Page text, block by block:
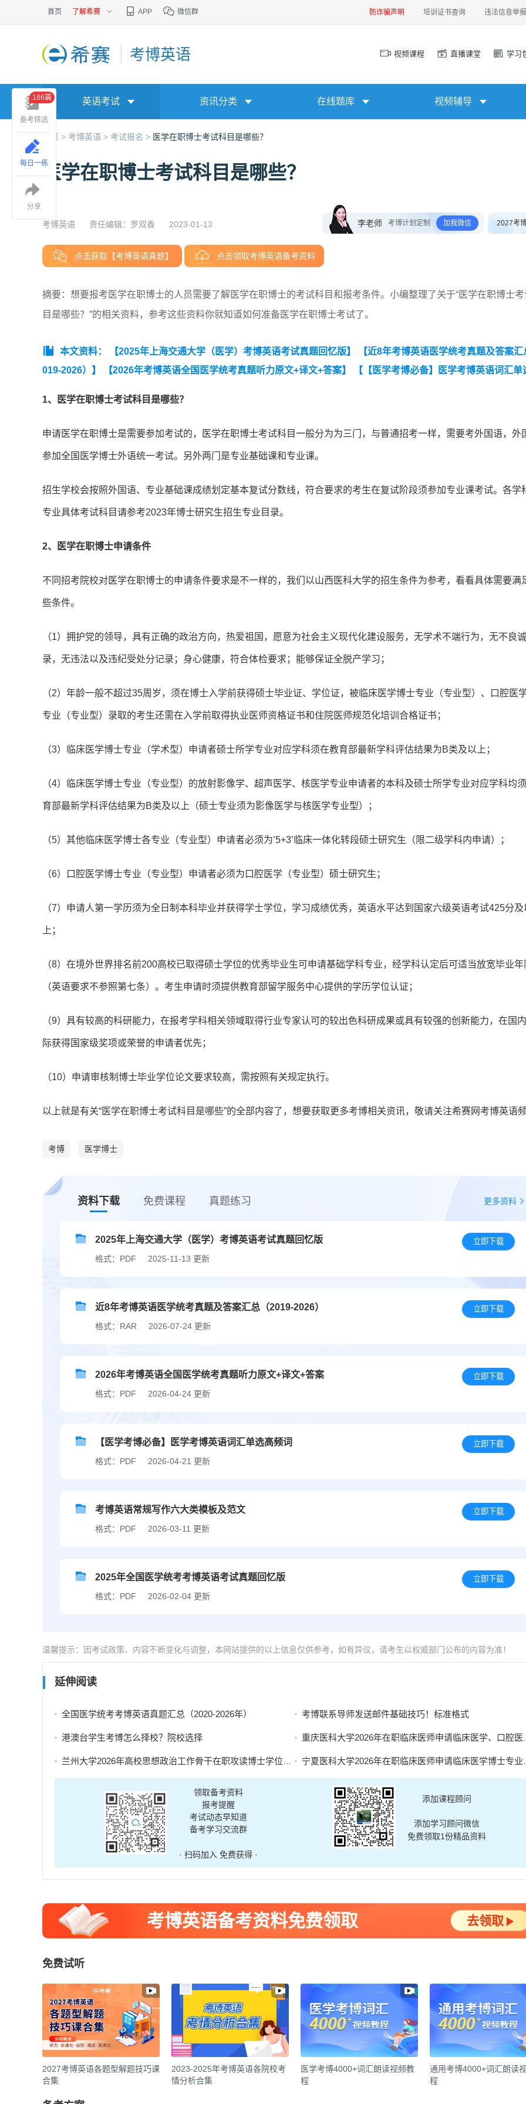
首页 了解希赛 APP 微信群 防诈骗声明 培训证书查询 违法信息举报
考博英语 视频课程 直播课堂 学习
英语考试 资讯分类 在线题库 视频辅导
首页 > 考博英语 > 考试报名 > 医学在职博士考试科目是哪些？
医学在职博士考试科目是哪些？
考博英语 责任编辑：罗双香 2023-01-13 李老师 考博计划定制 加我微信 2027考
点击获取【考博英语真题】 点击领取考博英语备考资料
摘要：想要报考医学在职博士的人员需要了解医学在职博士的考试科目和报考条件。小编整理了关于“医学在职博士
目是哪些？”的相关资料，参考这些资料你就知道如何准备医学在职博士考试了。
本文资料： 【2025年上海交通大学（医学）考博英语考试真题回忆版】
【近8年考博英语医学统考真题及答案汇
019-2026）】
【2026年考博英语全国医学统考真题听力原文+译文+答案】
【【医学考博必备】医学考博英语词汇单
1、医学在职博士考试科目是哪些？
申请医学在职博士是需要参加考试的，医学在职博士考试科目一般分为为三门，与普通招考一样，需要考外国语，外
参加全国医学博士外语统一考试。另外两门是专业基础课和专业课。
招生学校会按照外国语、专业基础课成绩划定基本复试分数线，符合要求的考生在复试阶段须参加专业课考试。各学
专业具体考试科目请参考2023年博士研究生招生专业目录。
2、医学在职博士申请条件
不同招考院校对医学在职博士的申请条件要求是不一样的，我们以山西医科大学的招生条件为参考，看看具体需要满
些条件。
（1）拥护党的领导，具有正确的政治方向，热爱祖国，愿意为社会主义现代化建设服务，无学术不端行为，无不良
录，无违法以及违纪受处分记录；身心健康，符合体检要求；能够保证全脱产学习；
（2）年龄一般不超过35周岁，须在博士入学前获得硕士毕业证、学位证，被临床医学博士专业（专业型）、口腔医
专业（专业型）录取的考生还需在入学前取得执业医师资格证书和住院医师规范化培训合格证书；
（3）临床医学博士专业（学术型）申请者硕士所学专业对应学科须在教育部最新学科评估结果为B类及以上；
（4）临床医学博士专业（专业型）的放射影像学、超声医学、核医学专业申请者的本科及硕士所学专业对应学科均
育部最新学科评估结果为B类及以上（硕士专业须为影像医学与核医学专业型）；
（5）其他临床医学博士各专业（专业型）申请者必须为’5+3’临床一体化转段硕士研究生（限二级学科内申请）；
（6）口腔医学博士专业（专业型）申请者必须为口腔医学（专业型）硕士研究生；
（7）申请人第一学历须为全日制本科毕业并获得学士学位，学习成绩优秀，英语水平达到国家六级英语考试425分及
上；
（8）在境外世界排名前200高校已取得硕士学位的优秀毕业生可申请基础学科专业，经学科认定后可适当放宽毕业年
（英语要求不参照第七条）。考生申请时须提供教育部留学服务中心提供的学历学位认证；
（9）具有较高的科研能力，在报考学科相关领域取得行业专家认可的较出色科研成果或具有较强的创新能力，在国
际获得国家级奖项或荣誉的申请者优先；
（10）申请审核制博士毕业学位论文要求较高，需按照有关规定执行。
以上就是有关“医学在职博士考试科目是哪些”的全部内容了，想要获取更多考博相关资讯，敬请关注希赛网考博英语
考博 医学博士
资料下载 免费课程 真题练习 更多资料
2025年上海交通大学（医学）考博英语考试真题回忆版
格式：PDF 2025-11-13 更新
立即下载
近8年考博英语医学统考真题及答案汇总（2019-2026）
格式：RAR 2026-07-24 更新
立即下载
2026年考博英语全国医学统考真题听力原文+译文+答案
格式：PDF 2026-04-24 更新
立即下载
【医学考博必备】医学考博英语词汇单选高频词
格式：PDF 2026-04-21 更新
立即下载
考博英语常规写作六大类模板及范文
格式：PDF 2026-03-11 更新
立即下载
2025年全国医学统考考博英语考试真题回忆版
格式：PDF 2026-02-04 更新
立即下载
温馨提示：因考试政策、内容不断变化与调整，本网站提供的以上信息仅供参考，如有异议，请考生以权威部门公布的内容为准！
延伸阅读
全国医学统考考博英语真题汇总（2020-2026年） 考博联系导师发送邮件基础技巧！标准格式
港澳台学生考博怎么择校？院校选择 重庆医科大学2026年在职临床医师申请临床医学、口腔医学博士专业学位招生简章
兰州大学2026年高校思想政治工作骨干在职攻读博士学位研究生招生补充报名的通知 宁夏医科大学2026年在职临床医师申请临床医学博士专业学位招生简章
领取备考资料
报考提醒
考试动态早知道
备考学习交流群
· 扫码加入 免费获得 ·
添加课程顾问
添加学习顾问微信
免费领取1份精品资料
考博英语备考资料免费领取 去领取
免费试听
2027考博英语各题型解题技巧课
合集
2023-2025年考博英语各院校考
情分析合集
医学考博4000+词汇朗读视频教
程
通用考博4000+词汇朗读
程
备考精选
186篇
每日一练
分享